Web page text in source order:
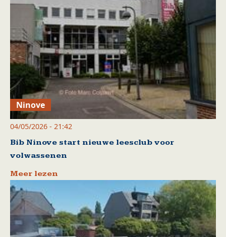
Ninove
04/05/2026 - 21:42
Bib Ninove start nieuwe leesclub voor
volwassenen
Meer lezen